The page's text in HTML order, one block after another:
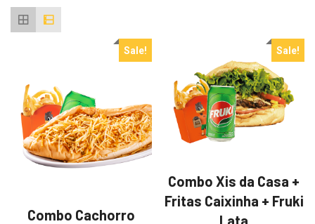
Sale!
Combo Cachorro
Sale!
Combo Xis da Casa +
Fritas Caixinha + Fruki